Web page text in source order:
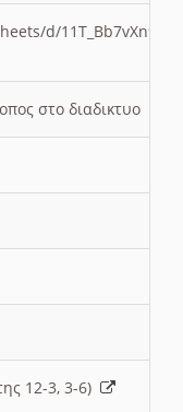
d/
στο διαδικτυο
12-3, 3-6)